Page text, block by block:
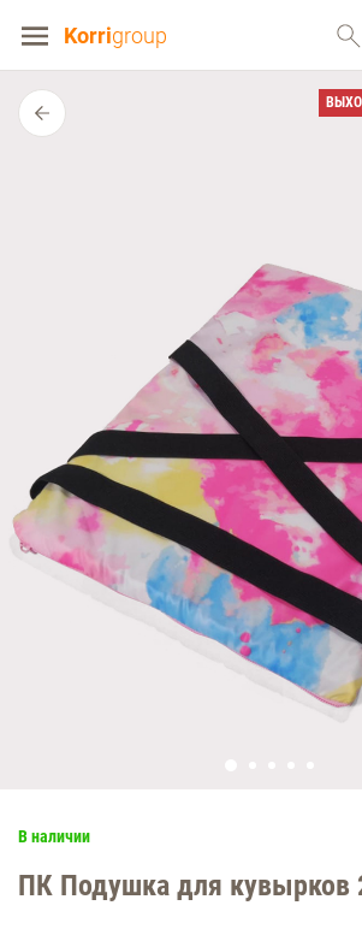
Korrigroup
В наличии
ПК Подушка для кувырков